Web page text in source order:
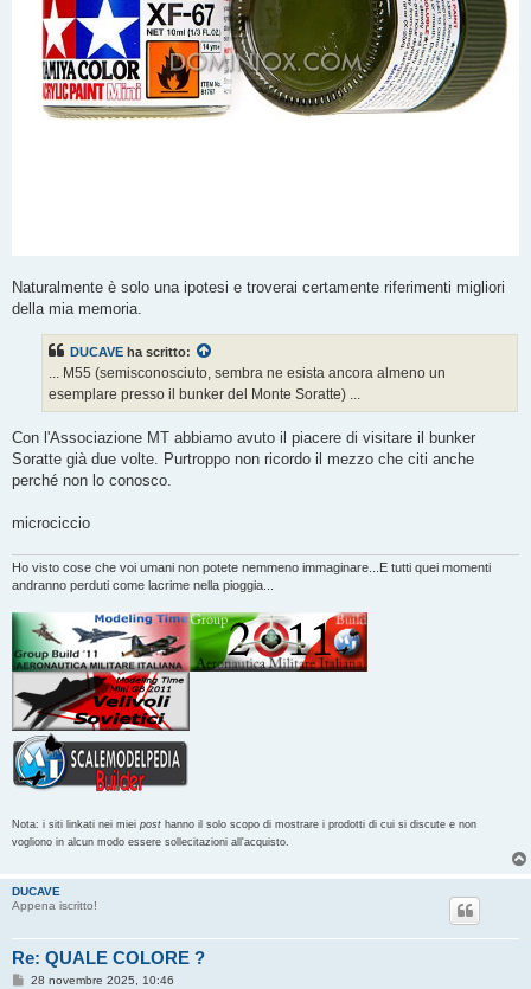
Naturalmente è solo una ipotesi e troverai certamente riferimenti migliori
della mia memoria.
DUCAVE ha scritto:
... M55 (semisconosciuto, sembra ne esista ancora almeno un
esemplare presso il bunker del Monte Soratte) ...
Con l'Associazione MT abbiamo avuto il piacere di visitare il bunker
Soratte già due volte. Purtroppo non ricordo il mezzo che citi anche
perché non lo conosco.
microciccio
Ho visto cose che voi umani non potete nemmeno immaginare...E tutti quei momenti
andranno perduti come lacrime nella pioggia...
Nota: i siti linkati nei miei post hanno il solo scopo di mostrare i prodotti di cui si discute e non
vogliono in alcun modo essere sollecitazioni all'acquisto.
DUCAVE
Appena iscritto!
Re: QUALE COLORE ?
M28 novembre 2025, 10:46